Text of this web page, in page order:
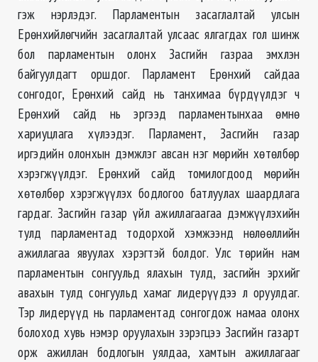
гэж нэрлэдэг. Парламентын засаглалтай улсын
Ерөнхийлөгчийн засаглалтай улсаас ялгагдах гол шинж
бол парламентын олонх Засгийн газраа эмхлэн
байгуулдагт оршдог. Парламент Ерөнхий сайдаа
сонгодог, Ерөнхий сайд нь танхимаа бүрдүүлдэг ч
Ерөнхий сайд нь эргээд парламентынхаа өмнө
хариуцлага хүлээдэг. Парламент, Засгийн газар
иргэдийн олонхын дэмжлэг авсан нэг мөрийн хөтөлбөр
хэрэгжүүлдэг. Ерөнхий сайд томилогдоод мөрийн
хөтөлбөр хэрэгжүүлэх бодлогоо батлуулах шаардлага
гардаг. Засгийн газар үйл ажиллагаагаа дэмжүүлэхийн
тулд парламентад тодорхой хэмжээнд нөлөөллийн
ажиллагаа явуулах хэрэгтэй болдог. Улс төрийн нам
парламентын сонгуульд ялахын тулд, засгийн эрхийг
авахын тулд сонгуульд хамаг лидерүүдээ л оруулдаг.
Тэр лидерүүд нь парламентад сонгогдож намаа олонх
болоход хувь нэмэр оруулахын зэрэгцээ Засгийн газарт
орж ажиллан бодлогын уялдаа, хамтын ажиллагааг